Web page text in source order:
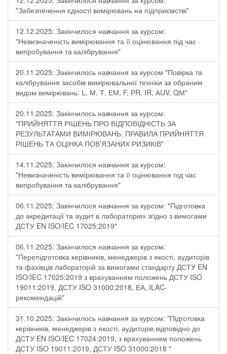
"Забезпечення єдності вимірювань на підприємстві"
12.12.2025: Закінчилося навчання за курсом:
"Невизначеність вимірювання та її оцінювання під час
випробування та калібрування"
20.11.2025: Закінчилось навчання за курсом "Повірка та
калібрування засобів вимірювальної техніки за обраним
видом вимірювань: L, М, Т, ЕМ, F, РR, ІR, АUV, QМ"
20.11.2025: Закінчилось навчання за курсом:
"ПРИЙНЯТТЯ РІШЕНЬ ПРО ВІДПОВІДНІСТЬ ЗА
РЕЗУЛЬТАТАМИ ВИМІРЮВАНЬ. ПРАВИЛА ПРИЙНЯТТЯ
РІШЕНЬ ТА ОЦІНКА ПОВ’ЯЗАНИХ РИЗИКІВ"
14.11.2025: Закінчилося навчання за курсом:
"Невизначеність вимірювання та її оцінювання під час
випробування та калібрування"
06.11.2025: Закінчилося навчання за курсом: "Підготовка
до акредитації та аудит в лабораторіях згідно з вимогами
ДСТУ EN ISO/IEC 17025:2019"
06.11.2025: Закінчилося навчання за курсом:
"Перепідготовка керівників, менеджерів з якості, аудиторів
та фахівців лабораторій за вимогами стандарту ДСТУ EN
ISO/IEC 17025:2019 з врахуванням положень ДСТУ ISO
19011:2019, ДСТУ ISO 31000:2018, ЕА, ILAC-
рекомендацій"
31.10.2025: Закінчилось навчання за курсом: "Підготовка
керівників, менеджерів з якості, аудиторів відповідно до
ДСТУ EN ISO/IEC 17024:2019, з врахуванням положень
ДСТУ ISO 19011:2019, ДСТУ ISO 31000:2018 "